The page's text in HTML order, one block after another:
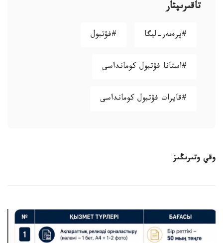
تاقىرىپتار
#پرەمەر-ليگا #فۋتبول
#استانا فۋتبول كومانداسى
#قايرات فۋتبول كومانداسى
وقي وتىرىڭىز